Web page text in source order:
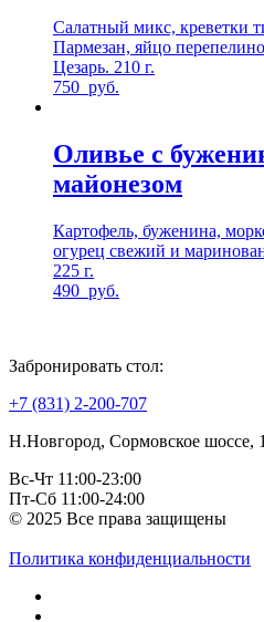
Салатный микс, креветки
Пармезан, яйцо
Цезарь. 210 г.
750 руб.
Оливье с
майонезом
Картофель, буженина,
огурец свежий и
225 г.
490 руб.
Забронировать стол:
+7 (831) 2-200-707
Н.Новгород, Сормовское шоссе,
Вс-Чт 11:00-23:00
Пт-Сб 11:00-24:00
© 2025 Все права защищены
Политика конфиденциальности